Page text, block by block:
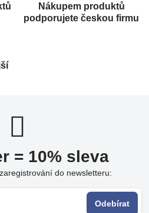
Nákupem produktů
podporujete českou firmu
= 10% sleva
do newsletteru:
Odebírat